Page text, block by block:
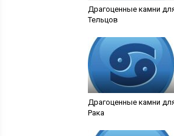
Драгоценные камни
Тельцов
Драгоценные камни
Рака